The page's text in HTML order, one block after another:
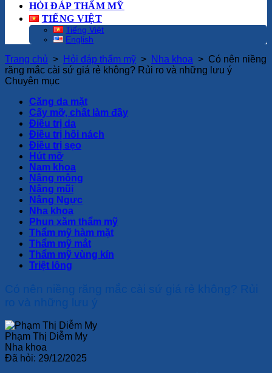
HỎI ĐÁP THẨM MỸ
TIẾNG VIỆT
Tiếng Việt
English
Trang chủ > Hỏi đáp thẩm mỹ > Nha khoa > Có nên niềng
răng mắc cài sứ giá rẻ không? Rủi ro và những lưu ý
Chuyên mục
Căng da mặt
Cấy mỡ, chất làm đầy
Điều trị da
Điều trị hôi nách
Điều trị sẹo
Hút mỡ
Nam khoa
Nâng mông
Nâng mũi
Nâng Ngực
Nha khoa
Phun xăm thẩm mỹ
Thẩm mỹ hàm mặt
Thẩm mỹ mắt
Thẩm mỹ vùng kín
Triệt lông
Có nên niềng răng mắc cài sứ giá rẻ không? Rủi
ro và những lưu ý
Phạm Thị Diễm My
Nha khoa
Đã hỏi: 29/12/2025